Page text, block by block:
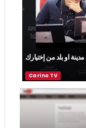
او بلد من إختيارك